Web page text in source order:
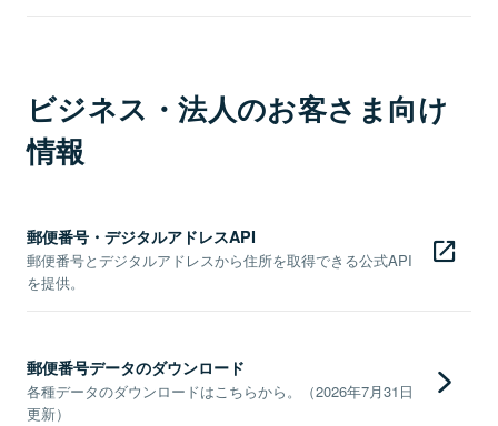
ビジネス・法人のお客さま向け
情報
郵便番号・デジタルアドレスAPI
郵便番号とデジタルアドレスから住所を取得できる公式API
を提供。
郵便番号データのダウンロード
各種データのダウンロードはこちらから。（2026年7月31日
更新）